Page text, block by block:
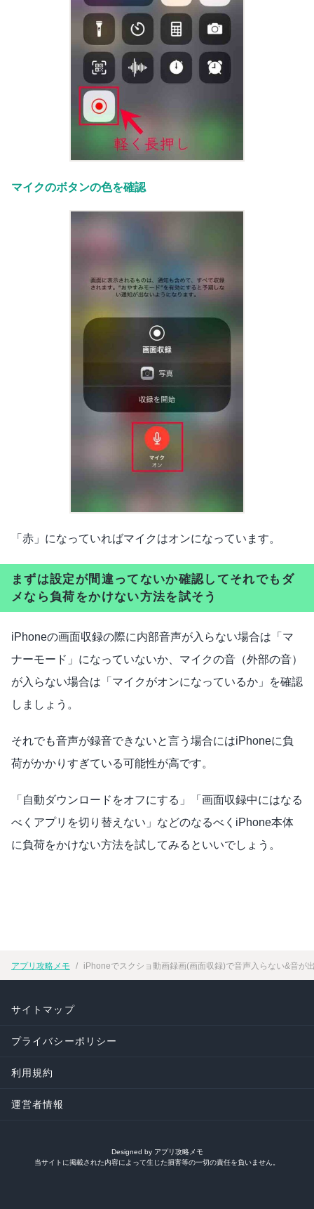
マイクのボタンの色を確認
「赤」になっていればマイクはオンになっています。
まずは設定が間違ってないか確認してそれでもダ
メなら負荷をかけない方法を試そう
iPhoneの画面収録の際に内部音声が入らない場合は「マ
ナーモード」になっていないか、マイクの音（外部の音）
が入らない場合は「マイクがオンになっているか」を確認
しましょう。
それでも音声が録音できないと言う場合にはiPhoneに負
荷がかかりすぎている可能性が高です。
「自動ダウンロードをオフにする」「画面収録中にはなる
べくアプリを切り替えない」などのなるべくiPhone本体
に負荷をかけない方法を試してみるといいでしょう。
アプリ攻略メモ iPhoneでスクショ動画録画(画面収録)で音声入らない&音が
サイトマップ
プライバシーポリシー
利用規約
運営者情報
Designed by アプリ攻略メモ
当サイトに掲載された内容によって生じた損害等の一切の責任を負いません。